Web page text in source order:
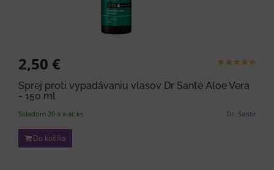
2,50 €
Sprej proti vypadávaniu vlasov Dr Santé Aloe Vera
- 150 ml
Dr. Santé
Skladom 20 a viac ks
Do košíka